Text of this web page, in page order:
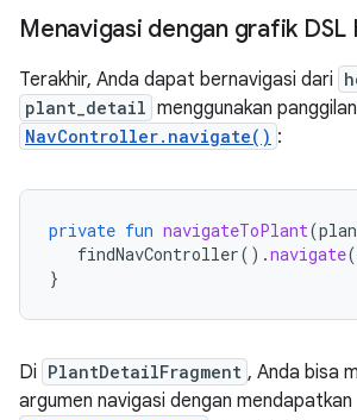
Menavigasi dengan grafik DSL
Terakhir, Anda dapat bernavigasi dari
plant_detail menggunakan panggilan
NavController.navigate() :
private fun navigateToPlant(
findNavController().navigate(
}
Di PlantDetailFragment , Anda bisa
argumen navigasi dengan mendapatkan